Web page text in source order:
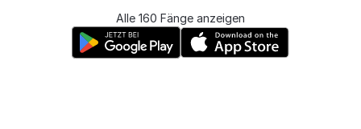
Alle 160 Fänge anzeigen